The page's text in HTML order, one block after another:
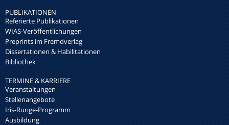
PUBLIKATIONEN
Referierte Publikationen
WIAS-Veröffentlichungen
Preprints im Fremdverlag
Dissertationen & Habilitationen
Bibliothek
TERMINE & KARRIERE
Veranstaltungen
Stellenangebote
Iris-Runge-Programm
Ausbildung